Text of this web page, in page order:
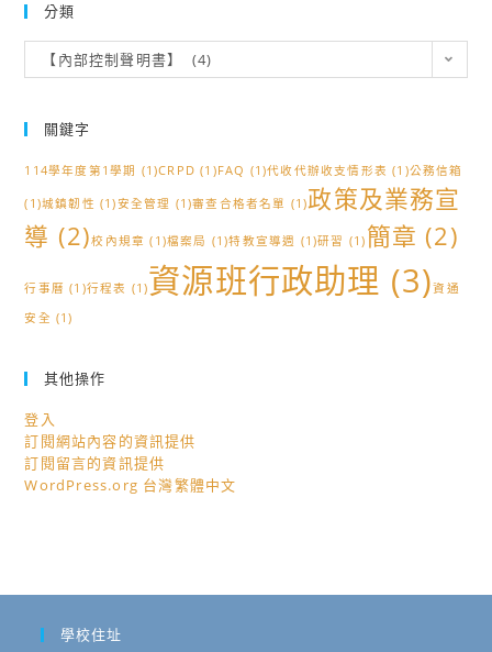
分類
類
【內部控制聲明書】 (4)
關鍵字
114學年度第1學期 (1)CRPD (1)FAQ (1)代收代辦收支情形表 (1)公務信箱
(1)城鎮韌性 (1)安全管理 (1)審查合格者名單 (1)政策及業務宣
導 (2)校內規章 (1)檔案局 (1)特教宣導週 (1)研習 (1) 簡章 (2)
行事曆 (1)行程表 (1)資源班行政助理 (3)資通
安全 (1)
其他操作
登入
訂閱網站內容的資訊提供
訂閱留言的資訊提供
WordPress.org 台灣繁體中文
學校住址